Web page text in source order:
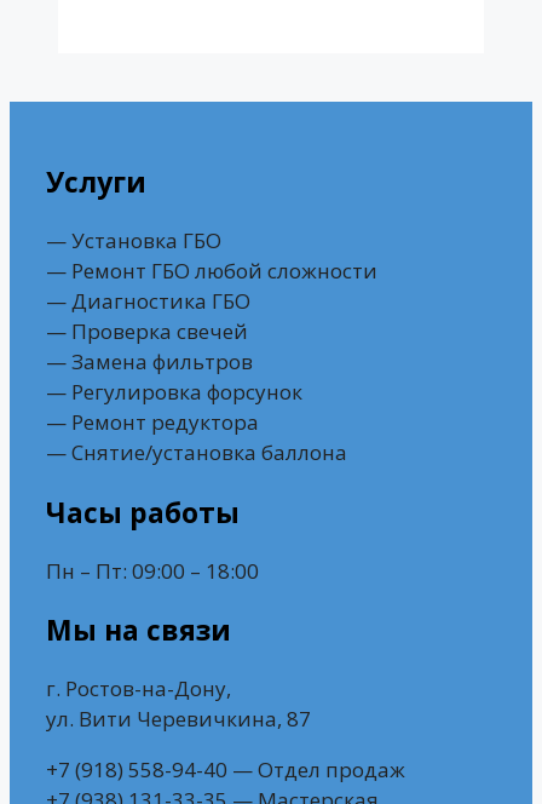
Услуги
— Установка ГБО
— Ремонт ГБО любой сложности
— Диагностика ГБО
— Проверка свечей
— Замена фильтров
— Регулировка форсунок
— Ремонт редуктора
— Снятие/установка баллона
Часы работы
Пн – Пт: 09:00 – 18:00
Мы на связи
г. Ростов-на-Дону,
ул. Вити Черевичкина, 87
+7 (918) 558-94-40 — Отдел продаж